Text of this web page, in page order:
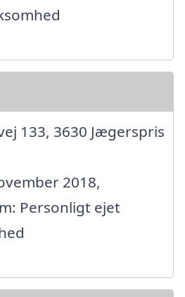
133, 3630 Jægerspris
2018,
Personligt ejet